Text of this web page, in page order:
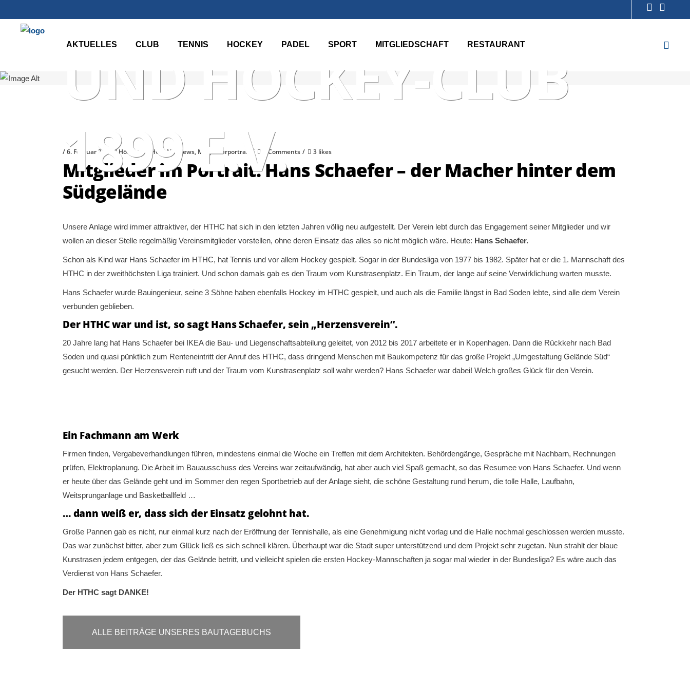
AKTUELLES CLUB TENNIS HOCKEY PADEL SPORT MITGLIEDSCHAFT RESTAURANT
UND HOCKEY-CLUB
1899 E.V.
6. Februar 2021 Höchster THC Alle News, Mitgliederportrait 0 Comments 3 likes
Mitglieder im Portrait: Hans Schaefer – der Macher hinter dem
Südgelände
Unsere Anlage wird immer attraktiver, der HTHC hat sich in den letzten Jahren völlig neu aufgestellt. Der Verein lebt durch das Engagement seiner Mitglieder und wir
wollen an dieser Stelle regelmäßig Vereinsmitglieder vorstellen, ohne deren Einsatz das alles so nicht möglich wäre. Heute: Hans Schaefer.
Schon als Kind war Hans Schaefer im HTHC, hat Tennis und vor allem Hockey gespielt. Sogar in der Bundesliga von 1977 bis 1982. Später hat er die 1. Mannschaft des
HTHC in der zweithöchsten Liga trainiert. Und schon damals gab es den Traum vom Kunstrasenplatz. Ein Traum, der lange auf seine Verwirklichung warten musste.
Hans Schaefer wurde Bauingenieur, seine 3 Söhne haben ebenfalls Hockey im HTHC gespielt, und auch als die Familie längst in Bad Soden lebte, sind alle dem Verein
verbunden geblieben.
Der HTHC war und ist, so sagt Hans Schaefer, sein „Herzensverein“.
20 Jahre lang hat Hans Schaefer bei IKEA die Bau- und Liegenschaftsabteilung geleitet, von 2012 bis 2017 arbeitete er in Kopenhagen. Dann die Rückkehr nach Bad
Soden und quasi pünktlich zum Renteneintritt der Anruf des HTHC, dass dringend Menschen mit Baukompetenz für das große Projekt „Umgestaltung Gelände Süd“
gesucht werden. Der Herzensverein ruft und der Traum vom Kunstrasenplatz soll wahr werden? Hans Schaefer war dabei! Welch großes Glück für den Verein.
Ein Fachmann am Werk
Firmen finden, Vergabeverhandlungen führen, mindestens einmal die Woche ein Treffen mit dem Architekten. Behördengänge, Gespräche mit Nachbarn, Rechnungen
prüfen, Elektroplanung. Die Arbeit im Bauausschuss des Vereins war zeitaufwändig, hat aber auch viel Spaß gemacht, so das Resumee von Hans Schaefer. Und wenn
er heute über das Gelände geht und im Sommer den regen Sportbetrieb auf der Anlage sieht, die schöne Gestaltung rund herum, die tolle Halle, Laufbahn,
Weitsprunganlage und Basketballfeld …
… dann weiß er, dass sich der Einsatz gelohnt hat.
Große Pannen gab es nicht, nur einmal kurz nach der Eröffnung der Tennishalle, als eine Genehmigung nicht vorlag und die Halle nochmal geschlossen werden musste.
Das war zunächst bitter, aber zum Glück ließ es sich schnell klären. Überhaupt war die Stadt super unterstützend und dem Projekt sehr zugetan. Nun strahlt der blaue
Kunstrasen jedem entgegen, der das Gelände betritt, und vielleicht spielen die ersten Hockey-Mannschaften ja sogar mal wieder in der Bundesliga? Es wäre auch das
Verdienst von Hans Schaefer.
Der HTHC sagt DANKE!
ALLE BEITRÄGE UNSERES BAUTAGEBUCHS